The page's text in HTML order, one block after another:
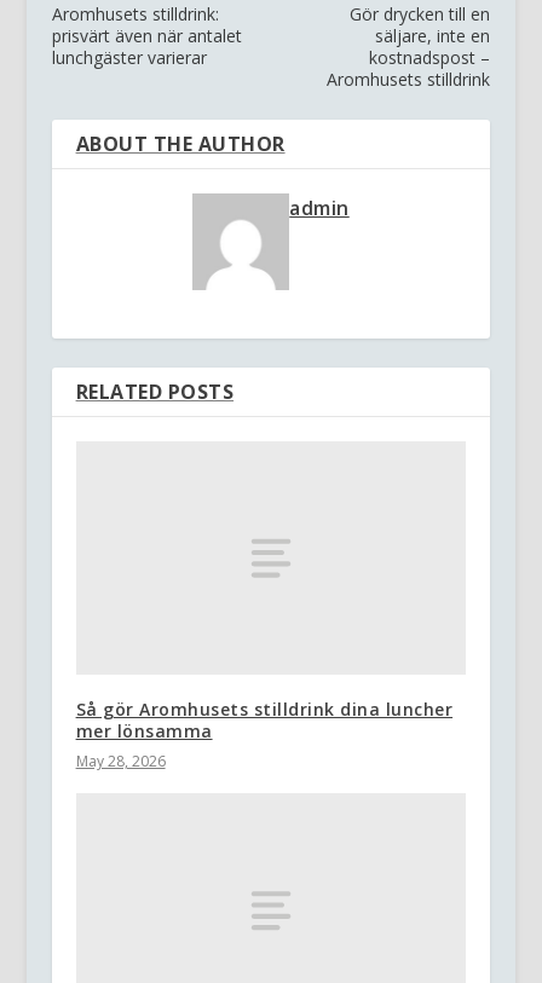
Aromhusets stilldrink:
prisvärt även när antalet
lunchgäster varierar
Gör drycken till en
säljare, inte en
kostnadspost –
Aromhusets stilldrink
ABOUT THE AUTHOR
admin
RELATED POSTS
Så gör Aromhusets stilldrink dina luncher
mer lönsamma
May 28, 2026